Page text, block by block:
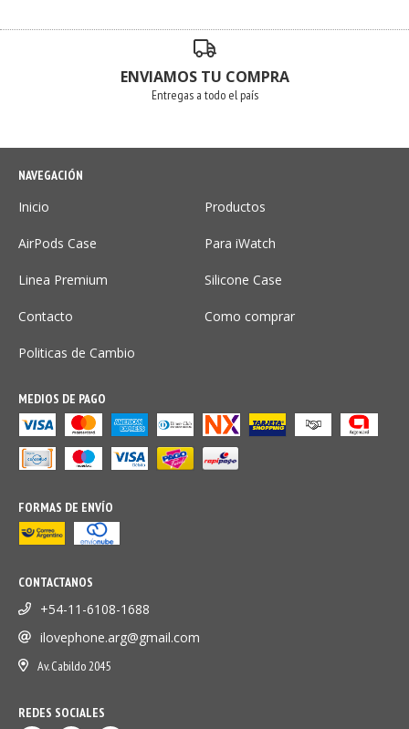
ENVIAMOS TU COMPRA
Entregas a todo el país
NAVEGACIÓN
Inicio Productos
AirPods Case Para iWatch
Linea Premium Silicone Case
Contacto Como comprar
Politicas de Cambio
MEDIOS DE PAGO
FORMAS DE ENVÍO
CONTACTANOS
+54-11-6108-1688
ilovephone.arg@gmail.com
Av. Cabildo 2045
REDES SOCIALES